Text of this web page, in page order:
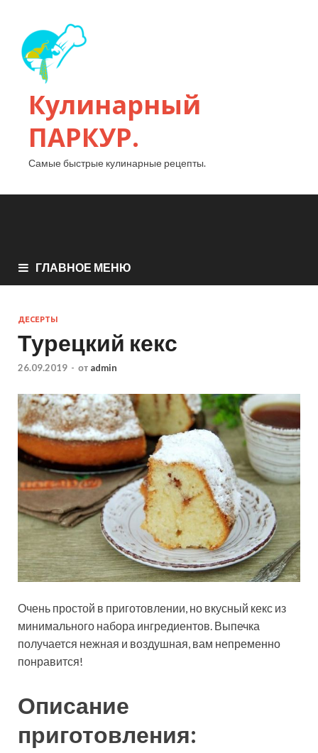
Кулинарный
ПАРКУР.
Самые быстрые кулинарные рецепты.
ГЛАВНОЕ МЕНЮ
ДЕСЕРТЫ
Турецкий кекс
26.09.2019 - от admin
Очень простой в приготовлении, но вкусный кекс из
минимального набора ингредиентов. Выпечка
получается нежная и воздушная, вам непременно
понравится!
Описание
приготовления: